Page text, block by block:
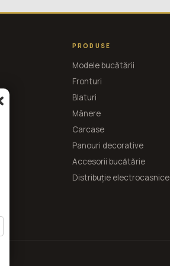
PRODUSE
Modele bucătării
Fronturi
Blaturi
Mânere
Carcase
Panouri decorative
Accesorii bucătărie
Distribuție electrocasnice